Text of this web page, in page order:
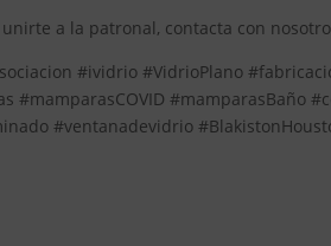
a la patronal, contacta con
#ividrio #VidrioPlano
#mamparasCOVID #mamparasBaño
#ventanadevidrio